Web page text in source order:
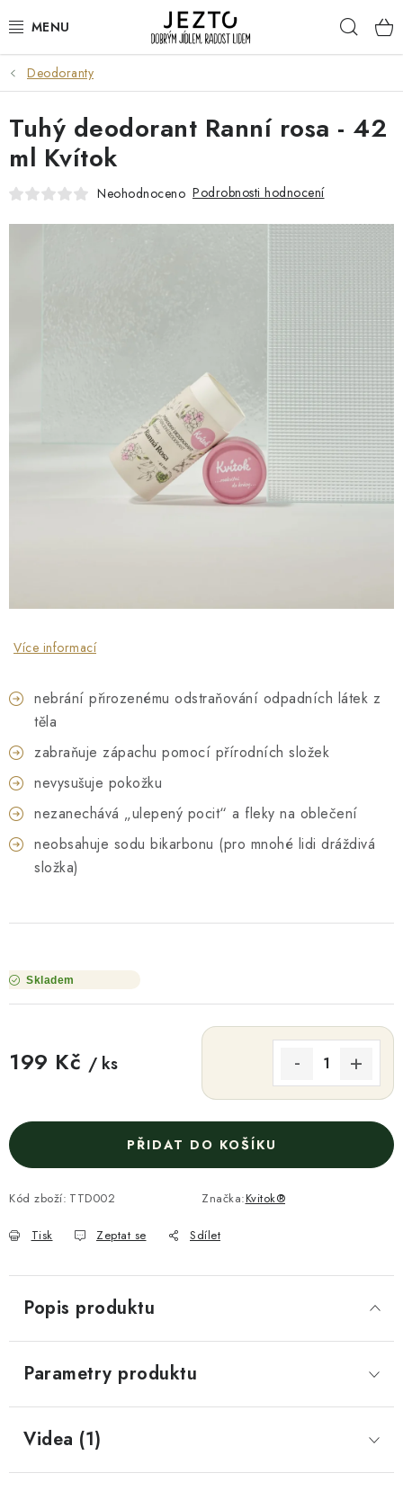
na
DÁRKOVÉ SADY
TRVANLIVÉ
DROGERIE A KOSMETIKA
FIREMNÍ DÁRKY
KONTAKTY
DOPRAVA A PLATBA
Deodoranty
Více informací
nebrání přirozenému odstraňování odpadních látek z
těla
zabraňuje zápachu pomocí přírodních složek
nevysušuje pokožku
nezanechává „ulepený pocit“ a fleky na oblečení
neobsahuje sodu bikarbonu (pro mnohé lidi dráždivá
složka)
Skladem
199 Kč / ks
PŘIDAT DO KOŠÍKU
Kód zboží: TTD002 Značka:Kvitok®
Tisk Zeptat se Sdílet
Tuhý deodorant Ranní rosa - 42
ml Kvítok
Neohodnoceno Podrobnosti hodnocení
Popis produktu
Parametry produktu
Videa (1)